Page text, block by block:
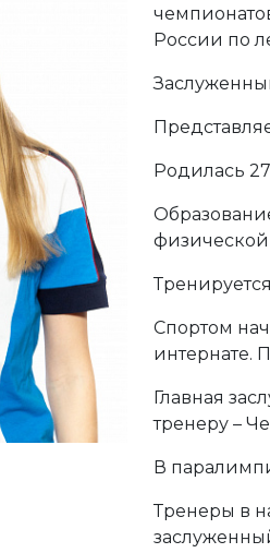
России по
Родилась
физической
Спортом
интернате.
Главная
тренеру –
В
Тренеры в